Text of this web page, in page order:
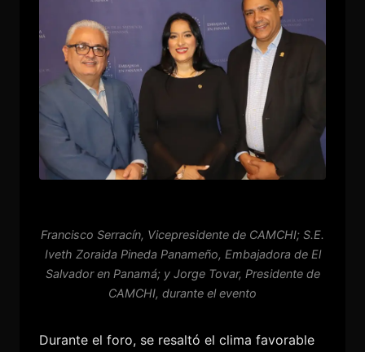
Francisco Serracín, Vicepresidente de CAMCHI; S.E.
Iveth Zoraida Pineda Panameño, Embajadora de El
Salvador en Panamá; y Jorge Tovar, Presidente de
CAMCHI, durante el evento
Durante el foro, se resaltó el clima favorable